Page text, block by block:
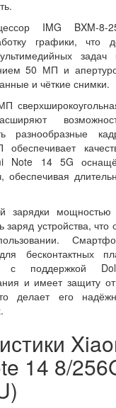
IMG BXM-8-
графики, что
50 МП и
и чёткие снимки.
разнообразные
Note 14 5G
обеспечивая
зарядки
заряд устройства,
бесконтактных
с поддержкой
и имеет защиту
делает его
14 8/